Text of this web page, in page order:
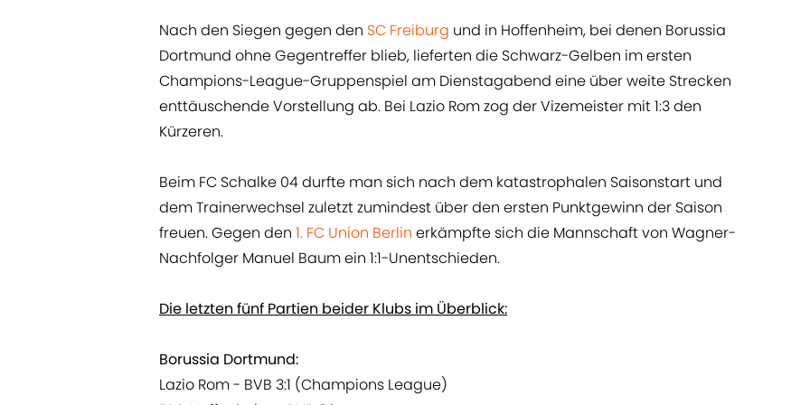
Nach den Siegen gegen den SC Freiburg und in Hoffenheim, bei denen Borussia
Dortmund ohne Gegentreffer blieb, lieferten die Schwarz-Gelben im ersten
Champions-League-Gruppenspiel am Dienstagabend eine über weite Strecken
enttäuschende Vorstellung ab. Bei Lazio Rom zog der Vizemeister mit 1:3 den
Kürzeren.
Beim FC Schalke 04 durfte man sich nach dem katastrophalen Saisonstart und
dem Trainerwechsel zuletzt zumindest über den ersten Punktgewinn der Saison
freuen. Gegen den 1. FC Union Berlin erkämpfte sich die Mannschaft von Wagner-
Nachfolger Manuel Baum ein 1:1-Unentschieden.
Die letzten fünf Partien beider Klubs im Überblick:
Borussia Dortmund:
Lazio Rom - BVB 3:1 (Champions League)